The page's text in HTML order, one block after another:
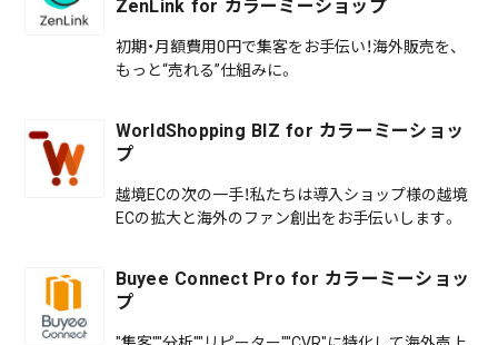
ZenLink for カラーミーショップ
初期・月額費用0円で集客をお手伝い！海外販売を、
もっと“売れる”仕組みに。
WorldShopping BIZ for カラーミーショッ
プ
越境ECの次の一手！私たちは導入ショップ様の越境
ECの拡大と海外のファン創出をお手伝いします。
Buyee Connect Pro for カラーミーショッ
プ